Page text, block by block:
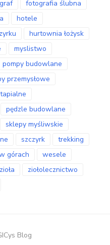
fotografia ślubna
hotele
hurtownia łożysk
myslistwo
pompy budowlane
przemysłowe
pędzle budowlane
sklepy myśliwskie
szczyrk
trekking
górach
wesele
zioła
ziołolecznictwo
Blog